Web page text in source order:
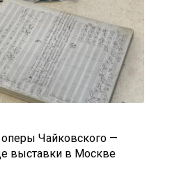
Чайковского —
выставки в Москве